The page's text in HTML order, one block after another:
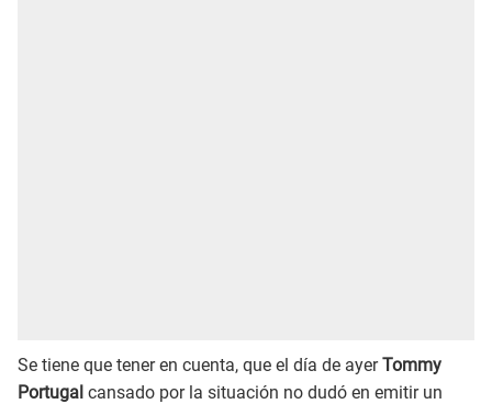
Se tiene que tener en cuenta, que el día de ayerTommy
Portugal cansado por la situación no dudó en emitir un